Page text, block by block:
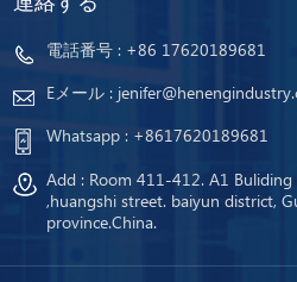
電話番号 : +86 17620189681
Eメール :
Whatsapp : +8617620189681
Add : Room 411-412. A1 Buliding
,huangshi street. baiyun district,
province.China.